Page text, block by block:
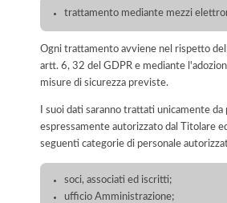
trattamento mediante mezzi
Ogni trattamento avviene nel rispetto
artt. 6, 32 del GDPR e mediante
misure di sicurezza previste.
I suoi dati saranno trattati unicamente da
espressamente autorizzato dal Titolare
seguenti categorie di personale
soci, associati ed iscritti;
ufficio Amministrazione;